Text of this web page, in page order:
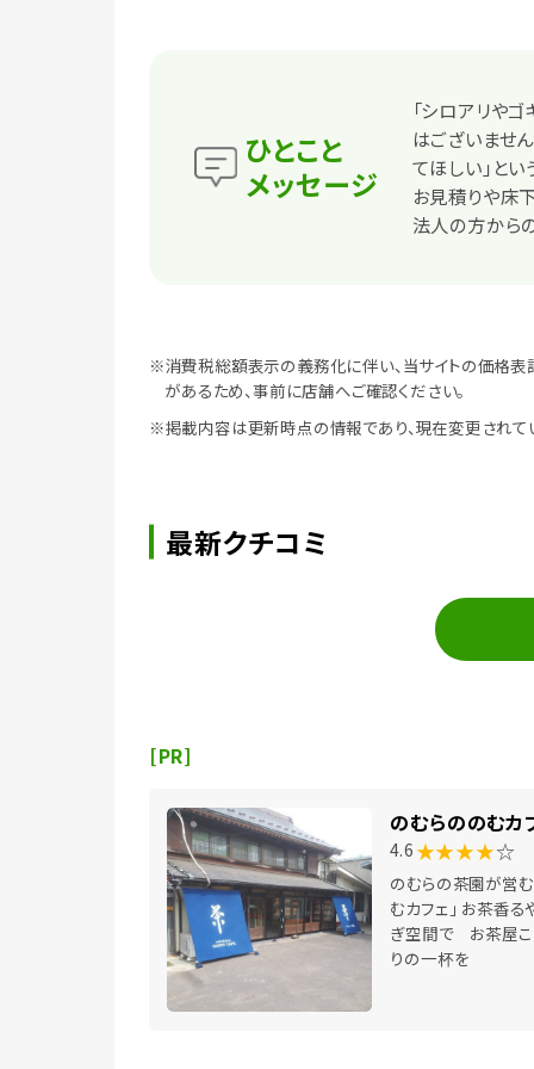
ひとこと
メッセージ
「シロアリや
はございませ
てほしい」と
お見積りや床
法人の方から
※消費税総額表示の義務化に伴い、当サイトの価格
があるため、事前に店舗へご確認ください。
※掲載内容は更新時点の情報であり、現在変更されて
最新クチコミ
[PR]
のむらののむカ
4.6 ★★★★☆
のむらの茶園が営む
むカフェ」 お茶香る
ぎ空間で お茶屋
りの一杯を